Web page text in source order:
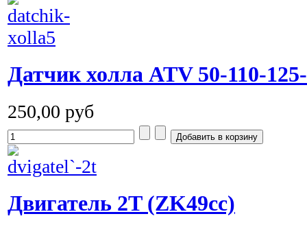
Датчик холла ATV 50-110-
250,00 руб
Двигатель 2T (ZK49cc)